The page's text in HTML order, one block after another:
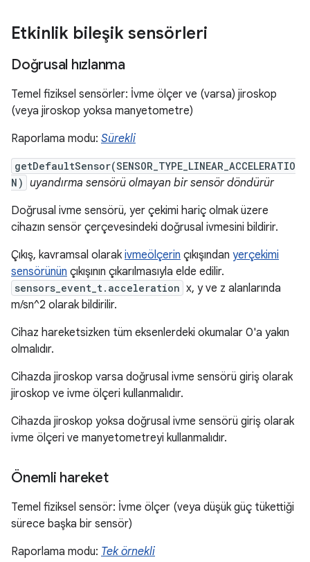
Etkinlik bileşik sensörleri
Doğrusal hızlanma
Temel fiziksel sensörler: İvme ölçer ve (varsa) jiroskop
(veya jiroskop yoksa manyetometre)
Raporlama modu: Sürekli
getDefaultSensor(SENSOR_TYPE_LINEAR_ACCELERATIO
N) uyandırma sensörü olmayan bir sensör döndürür
Doğrusal ivme sensörü, yer çekimi hariç olmak üzere
cihazın sensör çerçevesindeki doğrusal ivmesini bildirir.
Çıkış, kavramsal olarak ivmeölçerin çıkışından yerçekimi
sensörünün çıkışının çıkarılmasıyla elde edilir.
sensors_event_t.acceleration x, y ve z alanlarında
m/sn^2 olarak bildirilir.
Cihaz hareketsizken tüm eksenlerdeki okumalar 0'a yakın
olmalıdır.
Cihazda jiroskop varsa doğrusal ivme sensörü giriş olarak
jiroskop ve ivme ölçeri kullanmalıdır.
Cihazda jiroskop yoksa doğrusal ivme sensörü giriş olarak
ivme ölçeri ve manyetometreyi kullanmalıdır.
Önemli hareket
Temel fiziksel sensör: İvme ölçer (veya düşük güç tükettiği
sürece başka bir sensör)
Raporlama modu: Tek örnekli